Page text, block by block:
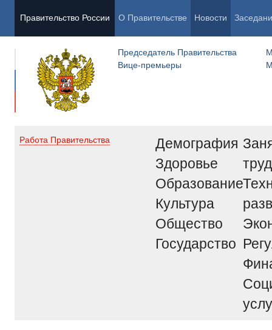
Правительство России О Правительстве Новости
Председатель Правительства
Вице-премьеры
Работа Правительства
Демография
Здоровье
Образование
Культура
Общество
Государство
труд